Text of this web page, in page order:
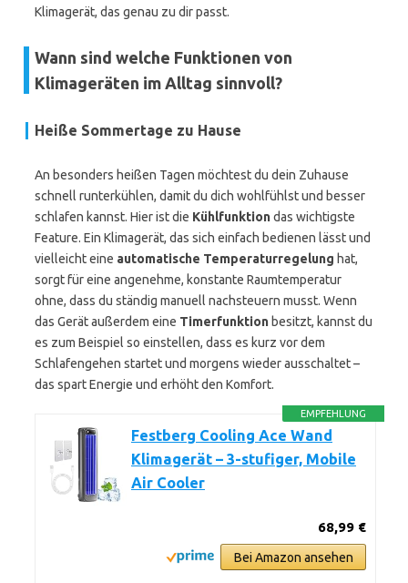
Klimagerät, das genau zu dir passt.
Wann sind welche Funktionen von
Klimageräten im Alltag sinnvoll?
Heiße Sommertage zu Hause
An besonders heißen Tagen möchtest du dein Zuhause
schnell runterkühlen, damit du dich wohlfühlst und besser
schlafen kannst. Hier ist die Kühlfunktiondas wichtigste
Feature. Ein Klimagerät, das sich einfach bedienen lässt und
vielleicht eine automatische Temperaturregelung hat,
sorgt für eine angenehme, konstante Raumtemperatur
ohne, dass du ständig manuell nachsteuern musst. Wenn
das Gerät außerdem eine Timerfunktion besitzt, kannst du
es zum Beispiel so einstellen, dass es kurz vor dem
Schlafengehen startet und morgens wieder ausschaltet –
das spart Energie und erhöht den Komfort.
EMPFEHLUNG
Festberg Cooling Ace Wand
Klimagerät – 3-stufiger, Mobile
Air Cooler
68,99 €
Bei Amazon ansehen